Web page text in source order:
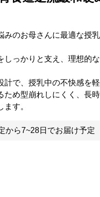
みのお母さんに最適な授
しっかりと支え、理想的
で、授乳中の不快感を軽
ため型崩れしにくく、長
す。
から7~28日でお届け予定